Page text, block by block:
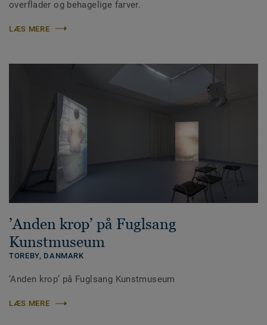
overflader og behagelige farver.
LÆS MERE
’Anden krop’ på Fuglsang
Kunstmuseum
TOREBY, DANMARK
’Anden krop’ på Fuglsang Kunstmuseum
LÆS MERE